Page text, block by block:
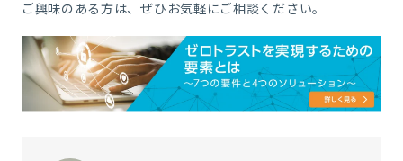
ご興味のある方は、ぜひお気軽にご相談ください。